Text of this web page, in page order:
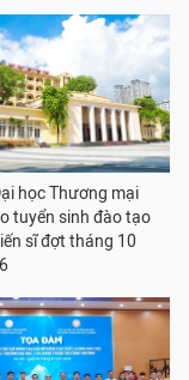
học Thương mại
tuyển sinh đào tạo
sĩ đợt tháng 10